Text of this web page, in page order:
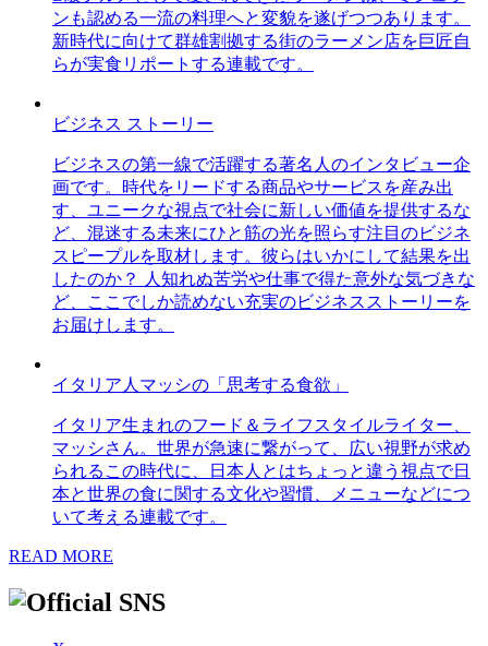
ンも認める一流の料理へと変貌を遂げつつあります。
新時代に向けて群雄割拠する街のラーメン店を巨匠自
らが実食リポートする連載です。
ビジネス ストーリー
ビジネスの第一線で活躍する著名人のインタビュー企
画です。時代をリードする商品やサービスを産み出
す、ユニークな視点で社会に新しい価値を提供するな
ど、混迷する未来にひと筋の光を照らす注目のビジネ
スピープルを取材します。彼らはいかにして結果を出
したのか？ 人知れぬ苦労や仕事で得た意外な気づきな
ど、ここでしか読めない充実のビジネスストーリーを
お届けします。
イタリア人マッシの「思考する食欲」
イタリア生まれのフード＆ライフスタイルライター、
マッシさん。世界が急速に繋がって、広い視野が求め
られるこの時代に、日本人とはちょっと違う視点で日
本と世界の食に関する文化や習慣、メニューなどにつ
いて考える連載です。
READ MORE